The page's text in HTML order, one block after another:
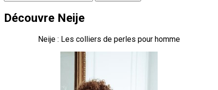
Découvre Neije
Neije : Les colliers de perles pour homme